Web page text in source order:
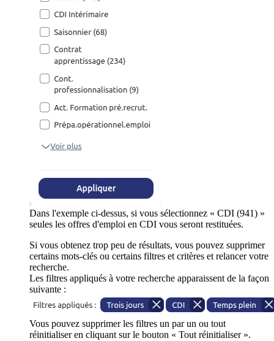
Dans l'exemple ci-dessus, si vous sélectionnez « CDI (941) »
seules les offres d'emploi en CDI vous seront restituées.
Si vous obtenez trop peu de résultats, vous pouvez supprimer
certains mots-clés ou certains filtres et critères et relancer votre
recherche.
Les filtres appliqués à votre recherche apparaissent de la façon
suivante :
Vous pouvez supprimer les filtres un par un ou tout
réinitialiser en cliquant sur le bouton « Tout réinitialiser ».